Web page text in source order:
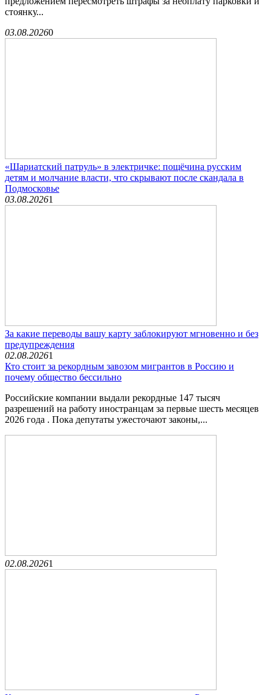
стоянку...
03.08.20260
«Шариатский патруль» в электричке: пощёчина русским
детям и молчание власти, что скрывают после скандала в
Подмосковье
03.08.20261
За какие переводы вашу карту заблокируют мгновенно и без
предупреждения
02.08.20261
Кто стоит за рекордным завозом мигрантов в Россию и
почему общество бессильно
Российские компании выдали рекордные 147 тысяч
разрешений на работу иностранцам за первые шесть месяцев
2026 года . Пока депутаты ужесточают законы,...
02.08.20261